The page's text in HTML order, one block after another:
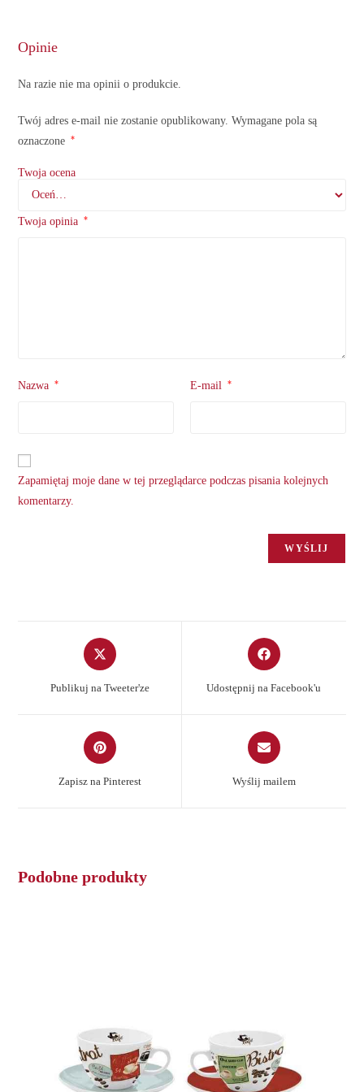
Opinie
Na razie nie ma opinii o produkcie.
Twój adres e-mail nie zostanie opublikowany. Wymagane pola są
oznaczone
*
Twoja ocena
Twoja opinia *
Nazwa * E-mail *
Zapamiętaj moje dane w tej przeglądarce podczas pisania kolejnych
komentarzy.
Opens
in
new
Publikuj na Tweeter'ze
Opens
in
new
Udostępnij na Facebook'u
Opens
in
Zapisz na Pinterest
Opens
in
new
Wyślij mailem
Podobne produkty